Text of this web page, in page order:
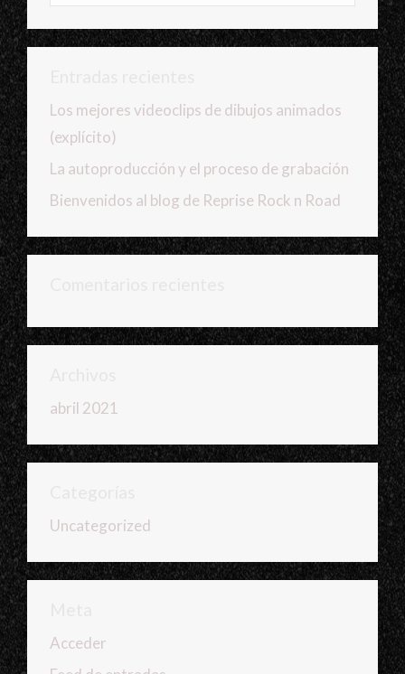
Los mejores videoclips de dibujos animados
(explícito)
La autoproducción y el proceso de grabación
Bienvenidos al blog de Reprise Rock n Road
abril 2021
Uncategorized
Acceder